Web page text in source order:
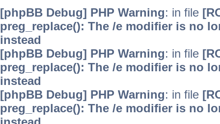
[phpBB Debug] PHP Warning: in file
preg_replace(): The /e modifier is no
instead
[phpBB Debug] PHP Warning: in file
preg_replace(): The /e modifier is no
instead
[phpBB Debug] PHP Warning: in file
preg_replace(): The /e modifier is no